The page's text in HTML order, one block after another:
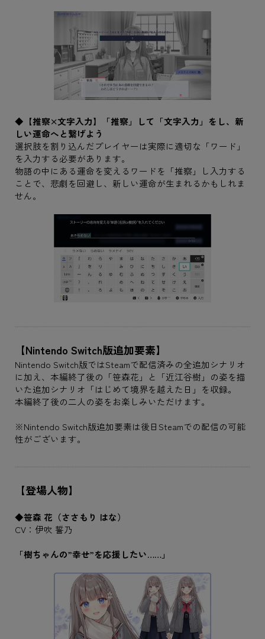
◆【推察×文字入力】「推察」して「文字入力」をし、新
しい運命へと繋げよう
選択肢を割り込んだプレイヤーは実際に適切な「ワード」
を入力する必要があります。
物語の中にある運命を変えるワードを「推察」し入力する
ことで、悲劇を回避し、新しい運命が生まれるかもしれま
せん。
【Nintendo Switch版追加要素】
Nintendo Switch版ではSteamで配信済みの全追加シナリオ
に加え、本編終了後の「笹森花」と「近江谷樹」の姿を描
いた追加シナリオ「はじめて境界を越えた日」を収録。
本編終了後の二人の姿をお楽しみいただけます。
※Nintendo Switch版追加要素は後日Steamでの配信の可能
性がございます。
【登場人物】
◆笹森 花（ささもり はな）
CV：伊吹 誓乃
「樹ちゃんの”幸せ”を応援したい……」